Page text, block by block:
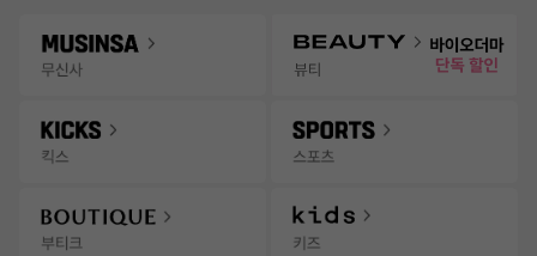
바이오더마 입점 특가 + 15% 쿠폰
콘텐츠 추천 세일 발매
Menu
무신사 앱 설치하고 다양한 혜택과 코디 팁을 받아보세요! 앱 열기